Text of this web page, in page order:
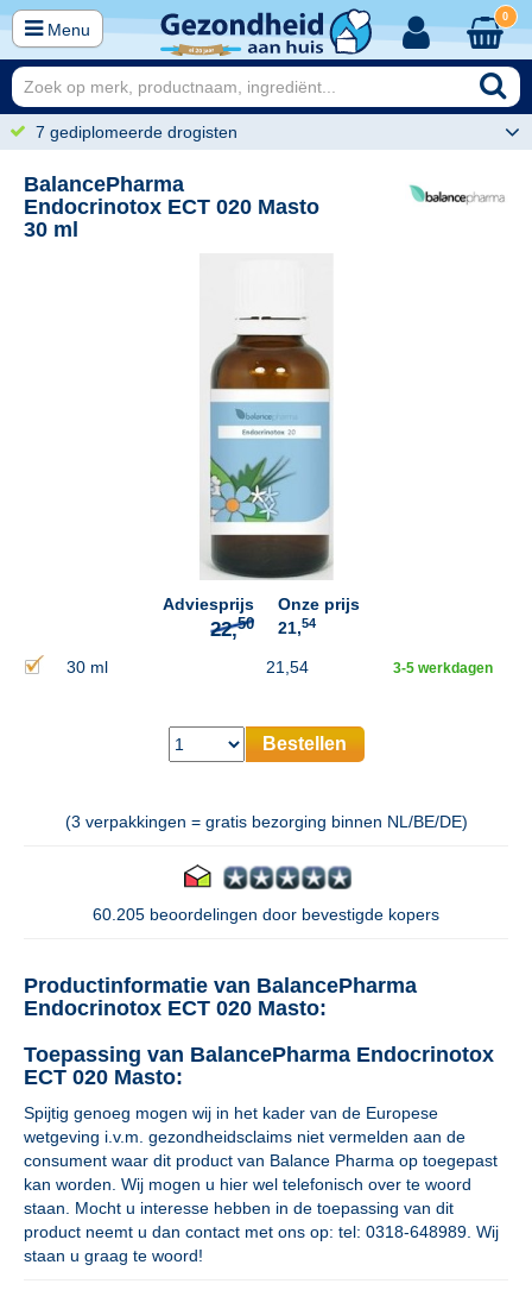
Menu
0
7 gediplomeerde drogisten
BalancePharma
Endocrinotox ECT 020 Masto
30 ml
Adviesprijs
50
Onze prijs
21,54
30 ml 21,54 3-5 werkdagen
Bestellen
(3 verpakkingen = gratis bezorging binnen NL/BE/DE)
60.205 beoordelingen door bevestigde kopers
Productinformatie van BalancePharma
Endocrinotox ECT 020 Masto:
Toepassing van BalancePharma Endocrinotox
ECT 020 Masto:
Spijtig genoeg mogen wij in het kader van de Europese
wetgeving i.v.m. gezondheidsclaims niet vermelden aan de
consument waar dit product van Balance Pharma op toegepast
kan worden. Wij mogen u hier wel telefonisch over te woord
staan. Mocht u interesse hebben in de toepassing van dit
product neemt u dan contact met ons op: tel: 0318-648989. Wij
staan u graag te woord!